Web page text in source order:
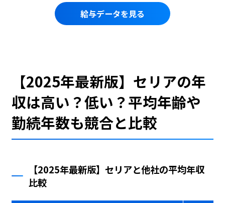
給与データを見る
【2025年最新版】セリアの年
収は高い？低い？平均年齢や
勤続年数も競合と比較
【2025年最新版】セリアと他社の平均年収
比較